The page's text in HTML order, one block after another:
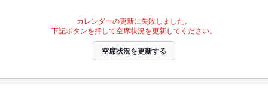
カレンダーの更新に失敗しました。
下記ボタンを押して空席状況を更新してください。
空席状況を更新する